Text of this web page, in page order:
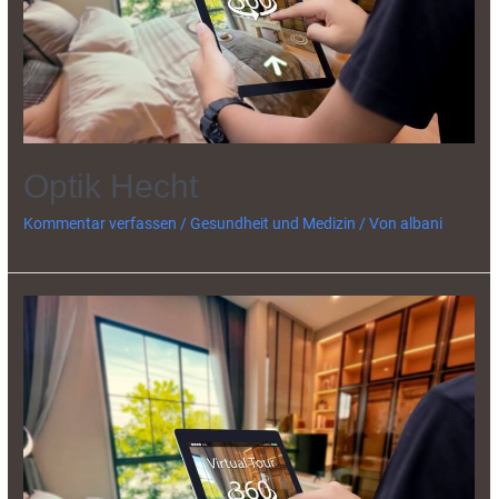
Optik Hecht
Kommentar verfassen /Gesundheit und Medizin / Vonalbani